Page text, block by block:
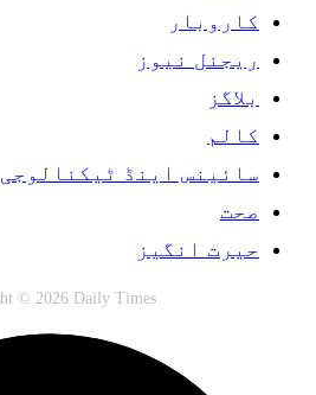
کاروبار
ریجنل نیوز
بلاگز
کالم
سائینس اینڈ ٹیکنالوجی
صحت
حیرت انگیز